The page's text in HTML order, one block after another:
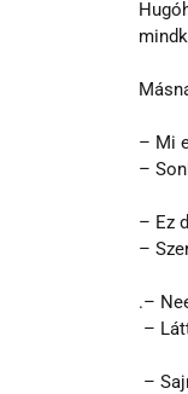
– Mi
–
– Ez
–
.–
–
–